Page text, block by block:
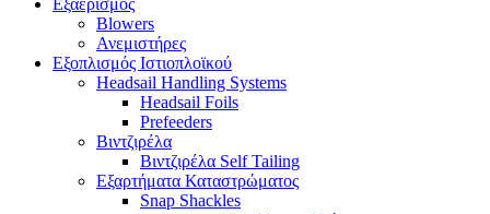
Εξαερισμός
Blowers
Ανεμιστήρες
Εξοπλισμός Ιστιοπλοϊκού
Headsail Handling Systems
Headsail Foils
Prefeeders
Βιντζιρέλα
Βιντζιρέλα Self Tailing
Εξαρτήματα Καταστρώματος
Snap Shackles